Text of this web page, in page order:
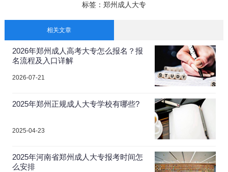
标签： 郑州成人大专
相关文章
2026年郑州成人高考大专怎么报名？报
名流程及入口详解
2026-07-21
2025年郑州正规成人大专学校有哪些?
2025-04-23
2025年河南省郑州成人大专报考时间怎
么安排